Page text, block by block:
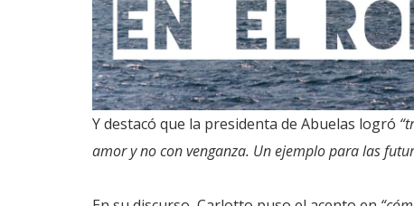
Y destacó que la presidenta de Abuelas logró
amor y no con venganza. Un ejemplo para las